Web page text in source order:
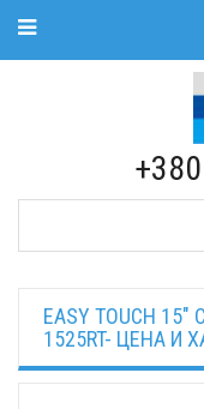
Toggle Navigation
EASY TOUCH
1525RT- ЦЕНА И